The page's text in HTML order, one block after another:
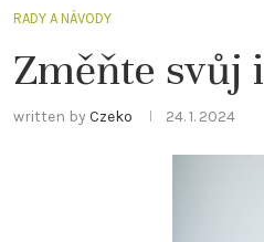
RADY A NÁVODY
Změňte svůj
written by Czeko 24. 1. 2024